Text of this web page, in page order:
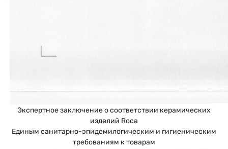
Экспертное заключение о соответствии керамических
изделий Roca
Единым санитарно-эпидемилогическим и гигиеническим
требованиям к товарам